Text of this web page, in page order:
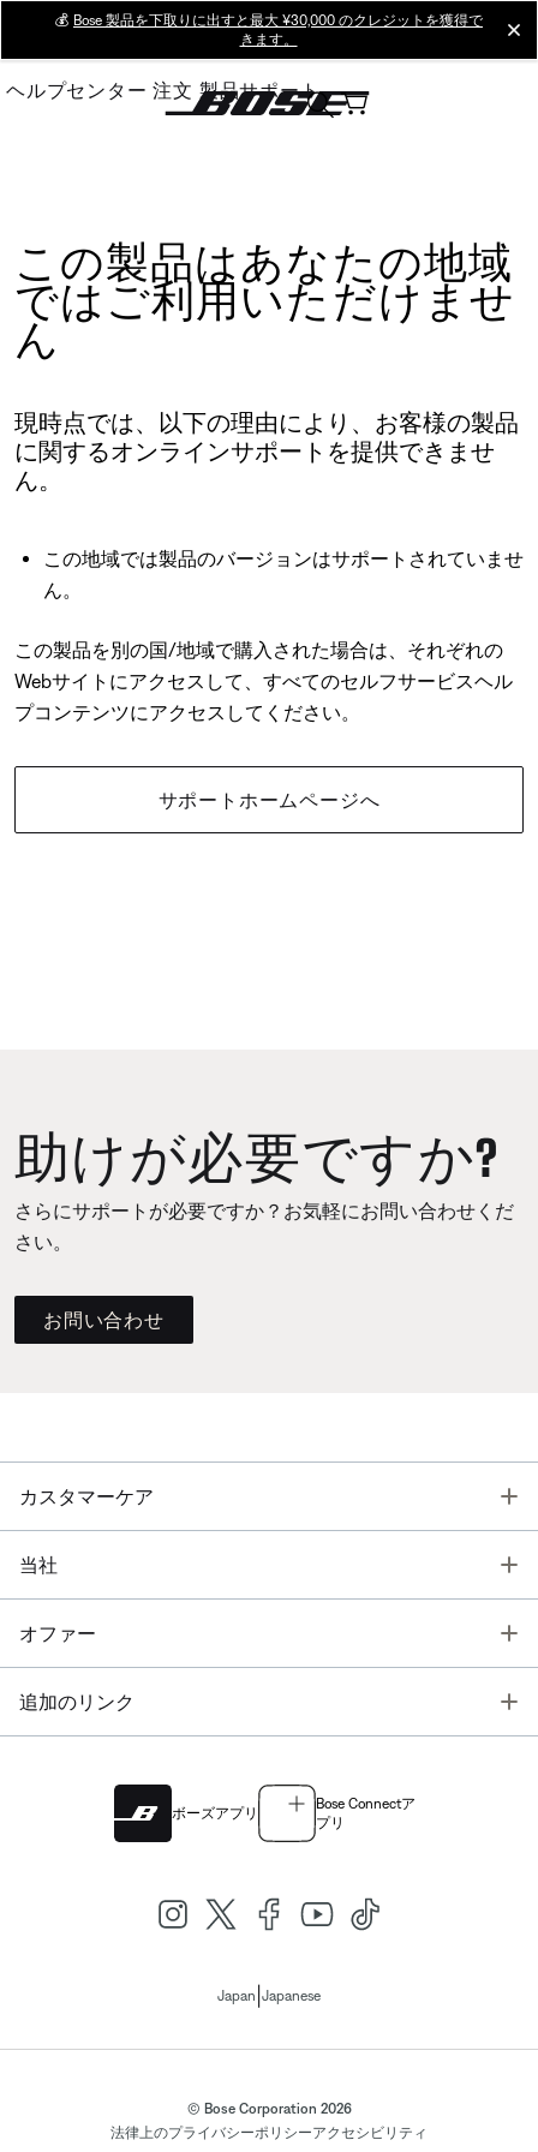
Main
💰 Bose 製品を下取りに出すと最大 ¥30,000 のクレジットを獲得で
きます。
ヘルプセンター 注文 製品サポート
この製品はあなたの地域
ではご利用いただけませ
ん
現時点では、以下の理由により、お客様の製品
に関するオンラインサポートを提供できませ
ん。
この地域では製品のバージョンはサポートされていませ
ん。
この製品を別の国/地域で購入された場合は、それぞれの
Webサイトにアクセスして、すべてのセルフサービスヘル
プコンテンツにアクセスしてください。
サポートホームページへ
助けが必要ですか?
さらにサポートが必要ですか？お気軽にお問い合わせくだ
さい。
お問い合わせ
カスタマーケア
当社
オファー
追加のリンク
ボーズアプリ
Bose Connectア
プリ
Japan Japanese
© Bose Corporation 2026
法律上のプライバシーポリシーアクセシビリティ